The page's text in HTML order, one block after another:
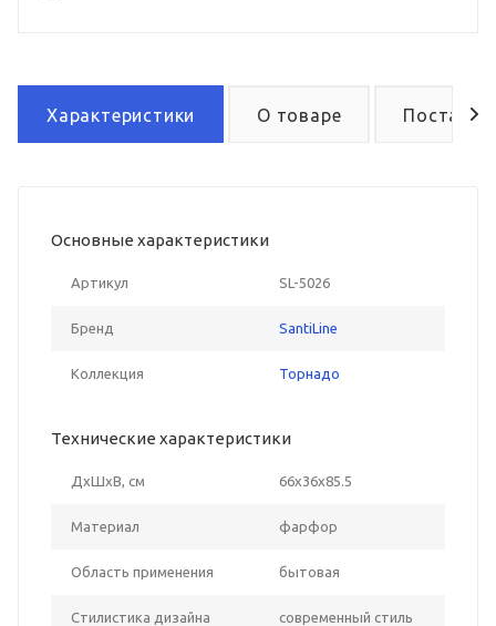
Характеристики О товаре Поставка
Основные характеристики
Артикул SL-5026
Бренд SantiLine
Коллекция Торнадо
Технические характеристики
ДxШxВ, см 66x36x85.5
Материал фарфор
Область применения бытовая
Стилистика дизайна современный стиль